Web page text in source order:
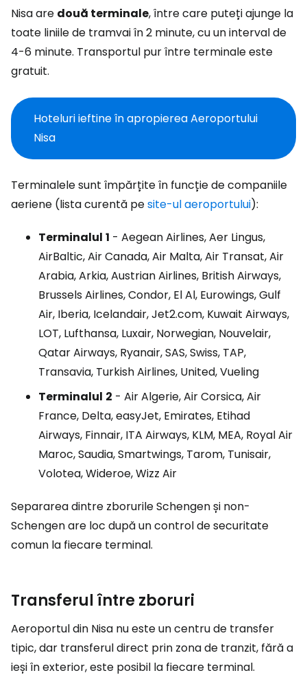
Nisa are două terminale, între care puteți ajunge la
toate liniile de tramvai în 2 minute, cu un interval de
4-6 minute. Transportul pur între terminale este
gratuit.
Hoteluri ieftine în apropierea Aeroportului
Nisa
Terminalele sunt împărțite în funcție de companiile
aeriene (lista curentă pesite-ul aeroportului):
Terminalul 1 - Aegean Airlines, Aer Lingus,
AirBaltic, Air Canada, Air Malta, Air Transat, Air
Arabia, Arkia, Austrian Airlines, British Airways,
Brussels Airlines, Condor, El Al, Eurowings, Gulf
Air, Iberia, Icelandair, Jet2.com, Kuwait Airways,
LOT, Lufthansa, Luxair, Norwegian, Nouvelair,
Qatar Airways, Ryanair, SAS, Swiss, TAP,
Transavia, Turkish Airlines, United, Vueling
Terminalul 2 - Air Algerie, Air Corsica, Air
France, Delta, easyJet, Emirates, Etihad
Airways, Finnair, ITA Airways, KLM, MEA, Royal Air
Maroc, Saudia, Smartwings, Tarom, Tunisair,
Volotea, Wideroe, Wizz Air
Separarea dintre zborurile Schengen și non-
Schengen are loc după un control de securitate
comun la fiecare terminal.
Transferul între zboruri
Aeroportul din Nisa nu este un centru de transfer
tipic, dar transferul direct prin zona de tranzit, fără a
ieși în exterior, este posibil la fiecare terminal.